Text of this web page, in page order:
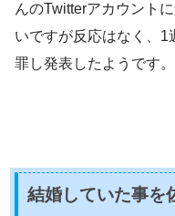
んのTwitterアカウント
いですが反応はなく、 1
罪し発表した ようです。
結婚していた事を